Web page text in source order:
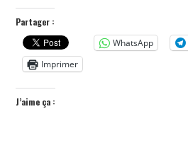
Partager :
WhatsApp
Imprimer
J’aime ça :